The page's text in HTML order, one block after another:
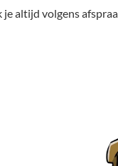
altijd volgens